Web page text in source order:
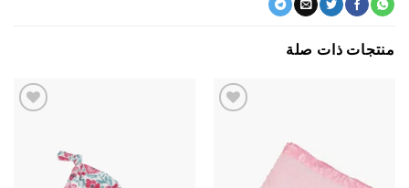
ذات صلة
المفضلة